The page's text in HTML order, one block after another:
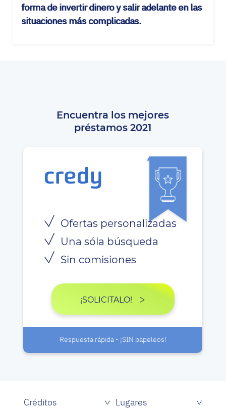
forma de invertir dinero y salir adelante en las
situaciones más complicadas.
Encuentra los mejores
préstamos 2021
Ofertas personalizadas
Una sóla búsqueda
Sin comisiones
¡SOLICITALO!
Respuesta rápida - ¡SIN papeleos!
Créditos Lugares